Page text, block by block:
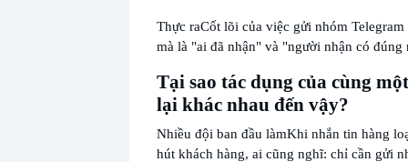
Thực raCốt lõi của việc gửi nhóm
mà là "ai đã nhận" và "người nhận có
Tại sao tác dụng của cùng
lại khác nhau đến vậy?
Nhiều đội ban đầu làmKhi nhắn tin hàng
hút khách hàng, ai cũng nghĩ: chỉ cần gửi